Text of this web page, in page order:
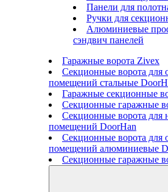
Панели для
Ручки для
Алюминиевые
сэндвич панелей
Гаражные ворота Zivex
Секционные ворота для
помещений стальные
Гаражные секционные
Секционные гаражные
Секционные ворота для
помещений DoorHan
Секционные ворота для
помещений алюминиевые
Секционные гаражные